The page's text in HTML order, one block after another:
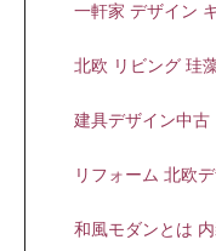
一軒家 デザイン
北欧 リビング 珪
建具デザイン中古
リフォーム 北欧
和風モダンとは